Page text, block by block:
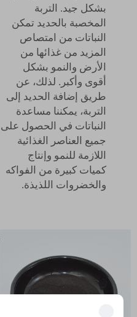
بشكل جيد. التربة
المخصبة بالحديد تمكن
النباتات من امتصاص
المزيد من غذائها من
الأرض والنمو بشكل
أقوى وأكبر. لذلك، عن
طريق إضافة الحديد إلى
التربة، يمكننا مساعدة
النباتات في الحصول على
جميع العناصر الغذائية
اللازمة للنمو وإنتاج
كميات كبيرة من الفواكه
والخضروات اللذيذة.